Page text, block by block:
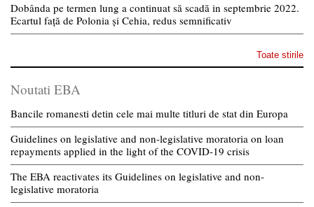
Dobânda pe termen lung a continuat să scadă in septembrie 2022.
Ecartul față de Polonia și Cehia, redus semnificativ
Toate stirile
Noutati EBA
Bancile romanesti detin cele mai multe titluri de stat din Europa
Guidelines on legislative and non-legislative moratoria on loan
repayments applied in the light of the COVID-19 crisis
The EBA reactivates its Guidelines on legislative and non-
legislative moratoria